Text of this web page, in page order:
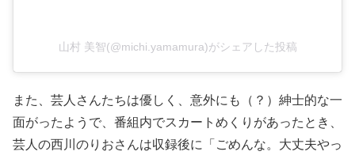
山村 美智(@michi.yamamura)がシェアした投稿
また、芸人さんたちは優しく、意外にも（？）紳士的な一
面がったようで、番組内でスカートめくりがあったとき、
芸人の西川のりおさんは収録後に「ごめんな。大丈夫やっ